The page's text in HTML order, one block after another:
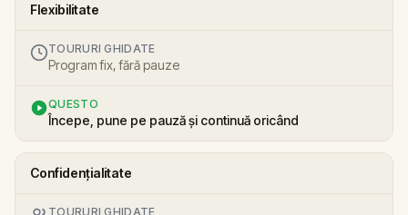
Flexibilitate
TOURURI GHIDATE
Program fix, fără pauze
QUESTO
Începe, pune pe pauză și continuă oricând
Confidențialitate
TOURURI GHIDATE